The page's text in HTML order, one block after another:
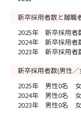
新卒採用者数と離職
2025年 新卒採用者
2024年 新卒採用者
2023年 新卒採用者
新卒採用者数(男性／
2025年 男性0名 女
2024年 男性0名 女
2023年 男性0名 女